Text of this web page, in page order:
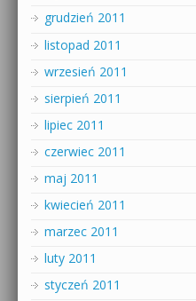
grudzień 2011
listopad 2011
wrzesień 2011
sierpień 2011
lipiec 2011
czerwiec 2011
maj 2011
kwiecień 2011
marzec 2011
luty 2011
styczeń 2011